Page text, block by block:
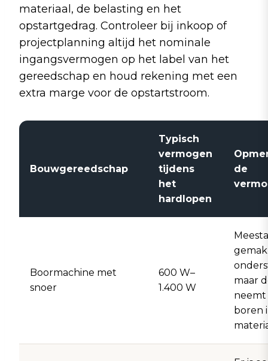
materiaal, de belasting en het
opstartgedrag. Controleer bij inkoop of
projectplanning altijd het nominale
ingangsvermogen op het label van het
gereedschap en houd rekening met een
extra marge voor de opstartstroom.
Bouwgereedschap
Typisch
vermogen
tijdens
het
hardlopen
de
Boormachine met
snoer
600 W–
1.400 W
maar
neemt
boren